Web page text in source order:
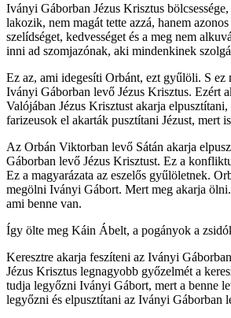
Iványi Gáborban Jézus Krisztus bölcsessége,
lakozik, nem magát tette azzá, hanem
szelídséget, kedvességet és a meg nem
inni ad szomjazónak, aki mindenkinek
Ez az, ami idegesíti Orbánt, ezt gyűlöli. S ez
Iványi Gáborban levő Jézus Krisztus. Ezért
Valójában Jézus Krisztust akarja
farizeusok el akarták pusztítani Jézust, mert
Az Orbán Viktorban levő Sátán akarja
Gáborban levő Jézus Krisztust. Ez a
Ez a magyarázata az eszelős gyűlöletnek.
megölni Iványi Gábort. Mert meg akarja
ami benne van.
Így ölte meg Káin Ábelt, a pogányok a
Keresztre akarja feszíteni az Iványi
Jézus Krisztus legnagyobb győzelmét a
tudja legyőzni Iványi Gábort, mert a benne
legyőzni és elpusztítani az Iványi Gáborban